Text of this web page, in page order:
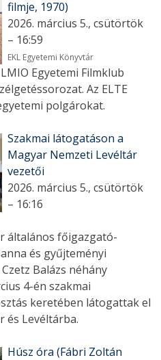
filmje, 1970)
2026. március 5., csütörtök
– 16:59
EKL Egyetemi Könyvtár
Egyetemi Filmklub
Az ELTE
polgárokat.
Szakmai látogatáson a
Magyar Nemzeti Levéltár
vezetői
2026. március 5., csütörtök
– 16:16
általános főigazgató-
és gyűjteményi
Balázs néhány
4-én szakmai
keretében látogattak el
és Levéltárba.
Húsz óra (Fábri Zoltán